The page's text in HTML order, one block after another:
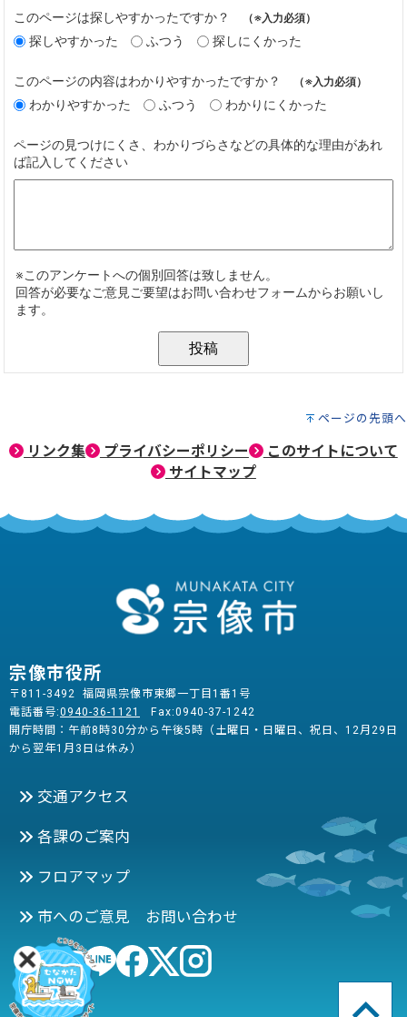
ページの先頭へ
リンク集 プライバシーポリシー
このサイトについて
サイトマップ
宗像市役所
〒811-3492 福岡県宗像市東郷一丁目1番1号
電話番号:0940-36-1121
Fax:0940-37-1242
開庁時間：午前8時30分から午後5時（土曜日・日曜日、祝日、12月29日
から翌年1月3日は休み）
交通アクセス
各課のご案内
フロアマップ
市へのご意見 お問い合わせ